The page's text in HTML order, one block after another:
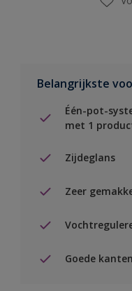
Belangrijkste
Één-pot-
met 1
Zijdeglans
Zeer
Goede